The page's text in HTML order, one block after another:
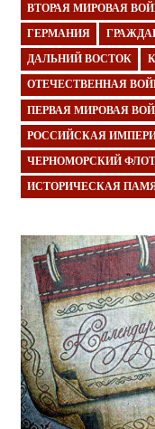
ВТОРАЯ МИРОВАЯ
ГЕРМАНИЯ
ДАЛЬНИЙ ВОСТОК
ОТЕЧЕСТВЕННАЯ
ПЕРВАЯ МИРОВАЯ
РОССИЙСКАЯ
ЧЕРНОМОРСКИЙ ФЛОТ
ИСТОРИЧЕСКАЯ